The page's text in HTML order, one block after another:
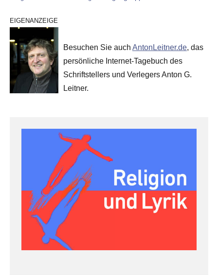
EIGENANZEIGE
Besuchen Sie auch AntonLeitner.de, das
persönliche Internet-Tagebuch des
Schriftstellers und Verlegers Anton G.
Leitner.